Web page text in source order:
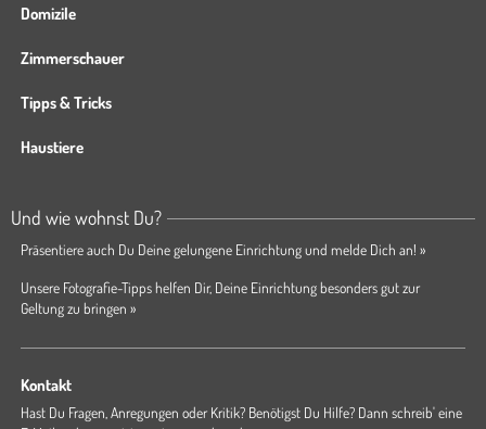
Domizile
Zimmerschauer
Tipps & Tricks
Haustiere
Und wie wohnst Du?
Präsentiere auch Du Deine gelungene Einrichtung und melde Dich an! »
Unsere Fotografie-Tipps helfen Dir, Deine Einrichtung besonders gut zur
Geltung zu bringen »
Kontakt
Hast Du Fragen, Anregungen oder Kritik? Benötigst Du Hilfe? Dann schreib' eine